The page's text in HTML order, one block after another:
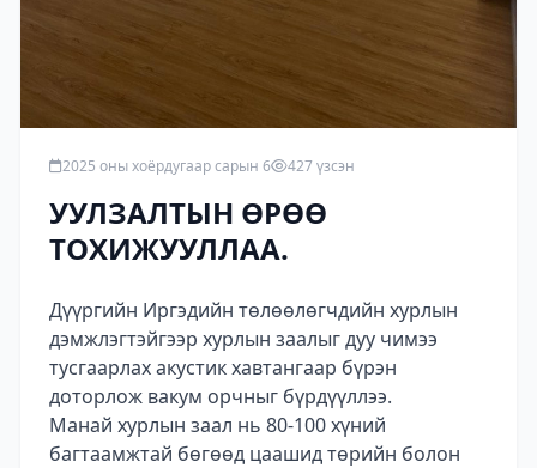
2025 оны хоёрдугаар сарын 6 427 үзсэн
УУЛЗАЛТЫН ӨРӨӨ
ТОХИЖУУЛЛАА.
Дүүргийн Иргэдийн төлөөлөгчдийн хурлын
дэмжлэгтэйгээр хурлын заалыг дуу чимээ
тусгаарлах акустик хавтангаар бүрэн
доторлож вакум орчныг бүрдүүллээ.
Манай хурлын заал нь 80-100 хүний
багтаамжтай бөгөөд цаашид төрийн болон